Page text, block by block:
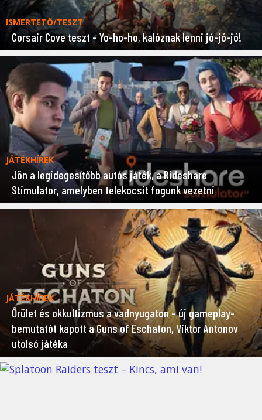
ISMERTETŐ/TESZT
Corsair Cove teszt – Yo-ho-ho, kalóznak lenni jó-jó-jó!
JÁTÉKHÍREK
Jön a legidegesítőbb autós játék, a Rideshare
Stimulator, amelyben telekocsit fogunk vezetni
JÁTÉKHÍREK
Őrület és okkultizmus a vadnyugaton – új gameplay-
bemutatót kapott a Guns of Eschaton, Viktor Antonov
utolsó játéka